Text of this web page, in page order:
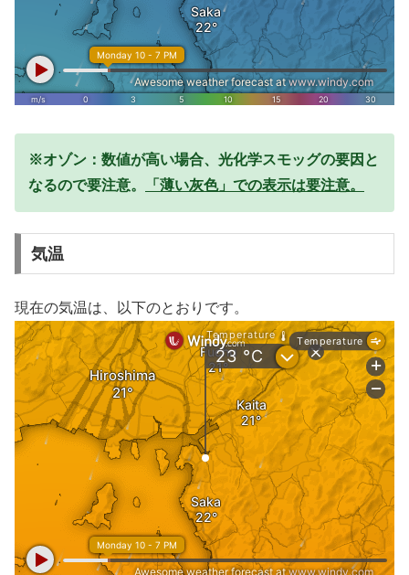
※オゾン：数値が高い場合、光化学スモッグの要因と
なるので要注意。
「薄い灰色」での表示は要注意。
気温
現在の気温は、以下のとおりです。